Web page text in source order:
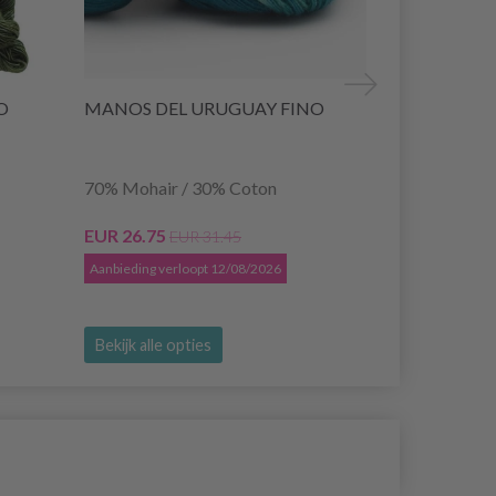
MANOS DEL URUGUAY FINO
70% Mohair / 30% Coton
EUR 26.75 EUR 31.45
Aanbieding verloopt 12/08/2026
Bekijk alle opties